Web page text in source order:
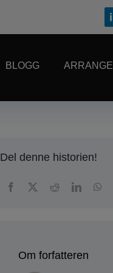
BLOGG
Del denne historien!
Om forfatteren